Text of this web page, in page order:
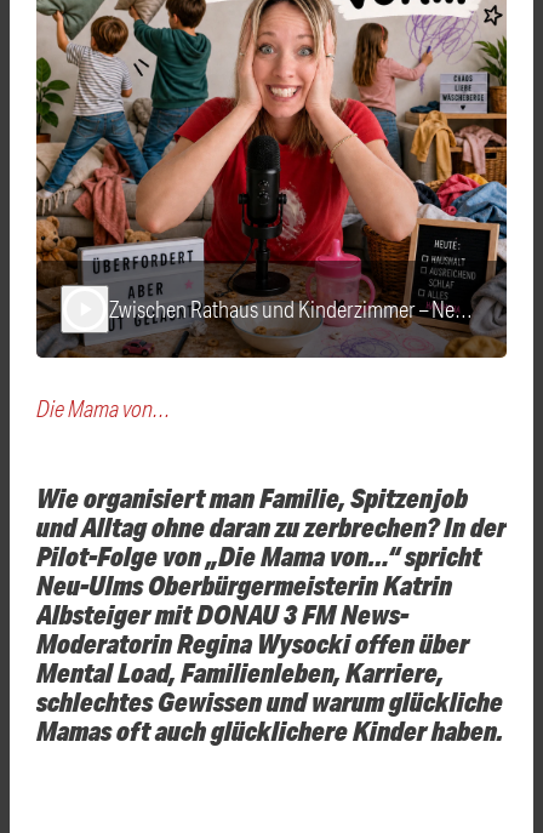
Zwischen Rathaus und Kinderzimmer – Neu-Ulms OB Katrin Albsteiger über Familie, Karriere & Mental Load
Die Mama von…
Wie organisiert man Familie, Spitzenjob
und Alltag ohne daran zu zerbrechen? In der
Pilot-Folge von „Die Mama von…“ spricht
Neu-Ulms Oberbürgermeisterin Katrin
Albsteiger mit DONAU 3 FM News-
Moderatorin Regina Wysocki offen über
Mental Load, Familienleben, Karriere,
schlechtes Gewissen und warum glückliche
Mamas oft auch glücklichere Kinder haben.